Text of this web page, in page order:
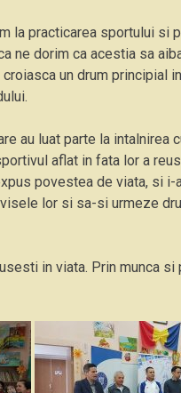
la practicarea sportului si
ne dorim ca acestia sa
un drum principial
au luat parte la intalnirea
aflat in fata lor a
povestea de viata, si i-
lor si sa-si urmeze
in viata. Prin munca